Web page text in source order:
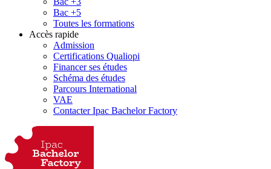
Bac +5
Toutes les formations
Accès rapide
Admission
Certifications Qualiopi
Financer ses études
Schéma des études
Parcours International
VAE
Contacter Ipac Bachelor Factory